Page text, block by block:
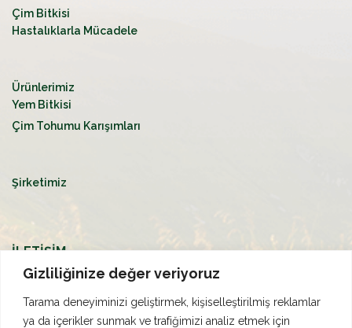
Gizliliğinize değer veriyoruz
Tarama deneyiminizi geliştirmek, kişiselleştirilmiş reklamlar
ya da içerikler sunmak ve trafiğimizi analiz etmek için
Çim Bitkisi
Hastalıklarla Mücadele
Ürünlerimiz
Yem Bitkisi
Çim Tohumu Karışımları
Şirketimiz
İLETİŞİM
Eskişehir Yolu 42. Km. Alcı OSB Mahallesi Ankara ASO II.
Sincan/ANKARA